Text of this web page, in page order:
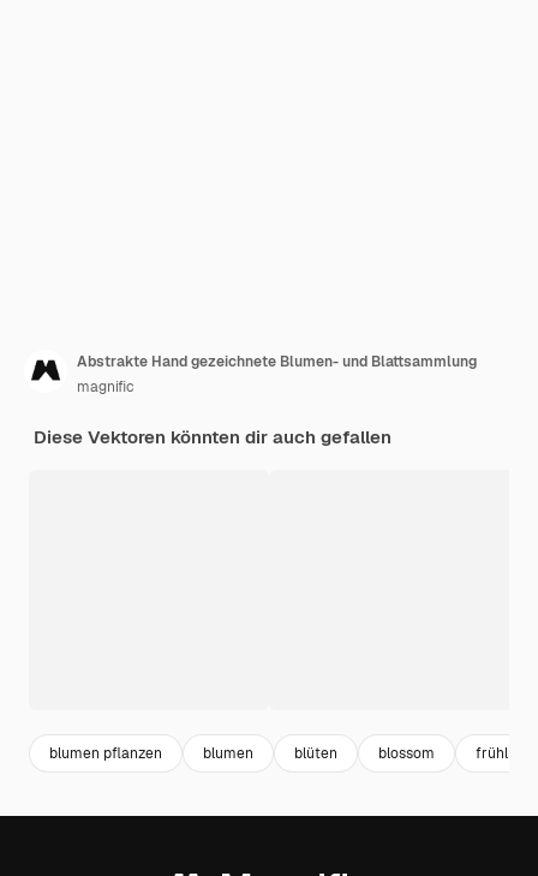
Abstrakte Hand gezeichnete Blumen- und Blattsammlung
magnific
Diese Vektoren könnten dir auch gefallen
blumen pflanzen blumen blüten blossom frühling